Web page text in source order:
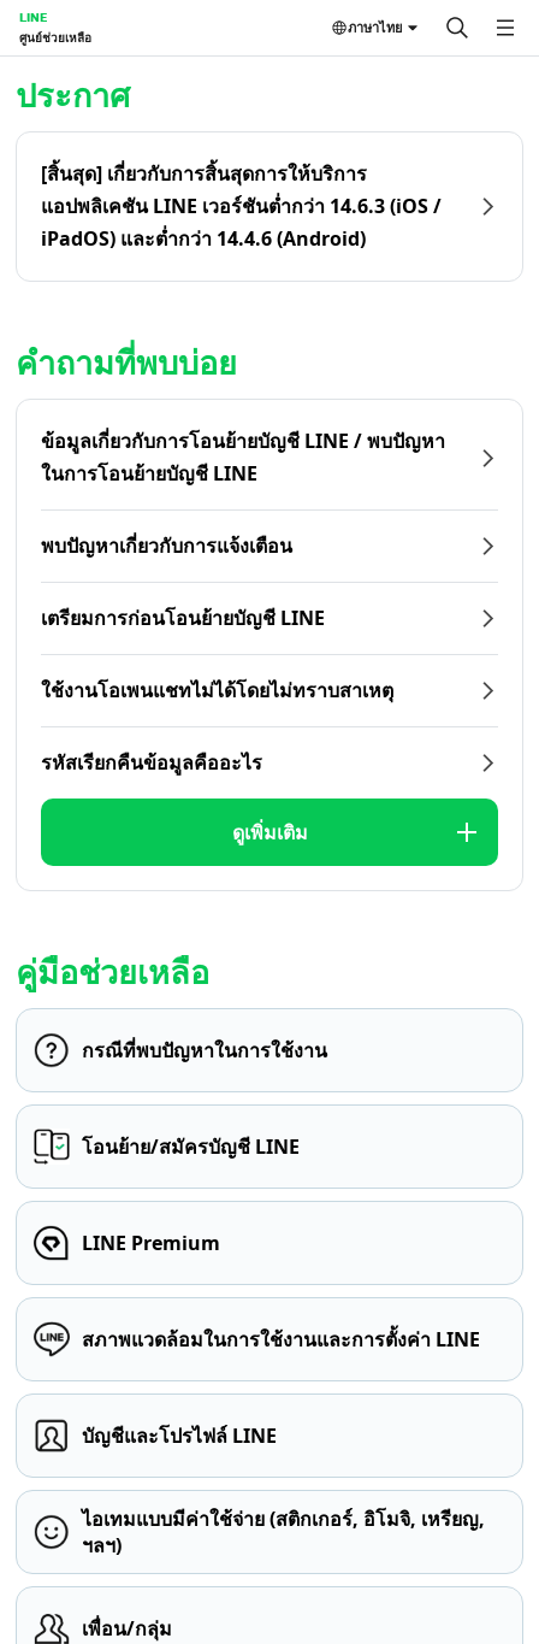
LINE
ศูนย์ช่วยเหลือ
ภาษาไทย
ประกาศ
[สิ้นสุด] เกี่ยวกับการสิ้นสุดการให้บริการ
แอปพลิเคชัน LINE เวอร์ชันต่ำกว่า 14.6.3 (iOS /
iPadOS) และต่ำกว่า 14.4.6 (Android)
คำถามที่พบบ่อย
ข้อมูลเกี่ยวกับการโอนย้ายบัญชี LINE / พบปัญหา
ในการโอนย้ายบัญชี LINE
พบปัญหาเกี่ยวกับการแจ้งเตือน
เตรียมการก่อนโอนย้ายบัญชี LINE
ใช้งานโอเพนแชทไม่ได้โดยไม่ทราบสาเหตุ
รหัสเรียกคืนข้อมูลคืออะไร
ดูเพิ่มเติม
คู่มือช่วยเหลือ
กรณีที่พบปัญหาในการใช้งาน
โอนย้าย/สมัครบัญชี LINE
LINE Premium
สภาพแวดล้อมในการใช้งานและการตั้งค่า LINE
บัญชีและโปรไฟล์ LINE
ไอเทมแบบมีค่าใช้จ่าย (สติกเกอร์, อิโมจิ, เหรียญ,
ฯลฯ)
เพื่อน/กลุ่ม